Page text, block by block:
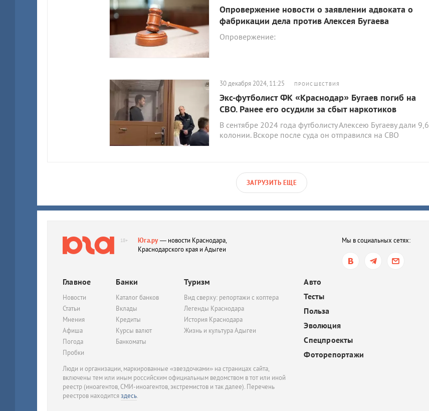
Опровержение новости о заявлении адвоката о
фабрикации дела против Алексея Бугаева
Опровержение:
30 декабря 2024, 11:25 ПРОИСШЕСТВИЯ
Экс-футболист ФК «Краснодар» Бугаев погиб на
СВО. Ранее его осудили за сбыт наркотиков
В сентябре 2024 года футболисту Алексею Бугаеву дали 9,6
колонии. Вскоре после суда он отправился на СВО
ЗАГРУЗИТЬ ЕЩЕ
18+ Юга.ру— новости Краснодара,
Краснодарского края и Адыгеи
Мы в социальных сетях:
Главное
Новости
Статьи
Мнения
Афиша
Погода
Пробки
Банки
Каталог банков
Вклады
Кредиты
Курсы валют
Банкоматы
Туризм
Вид сверху: репортажи с коптера
Легенды Краснодара
История Краснодара
Жизнь и культура Адыгеи
Авто
Тесты
Польза
Эволюция
Спецпроекты
Фоторепортажи
Люди и организации, маркированные «звездочками» на страницах сайта,
включены тем или иным российским официальным ведомством в тот или иной
реестр (иноагентов, СМИ-иноагентов, экстремистов и так далее). Перечень
реестров находитсяздесь.